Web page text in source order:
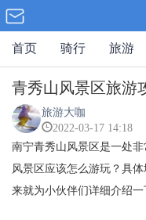
首页 骑行 旅游
青秀山风景区旅游
旅游大咖
2022-03-17 14:18
南宁青秀山风景区是一处
风景区应该怎么游玩？具
来就为小伙伴们详细介绍一